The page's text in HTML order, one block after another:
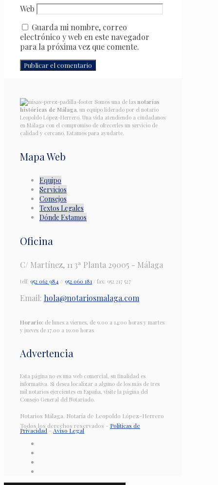
Web
Guarda mi nombre, correo
electrónico y web en este navegador
para la próxima vez que comente.
Somos una de las notarías
históricas de Málaga, un equipo liderado por el notario
Leopoldo López-Herrero. Una vida atendiendo a ciudadanos
en Málaga con el compromiso de ofrecerles un servicio de
calidad y cercano. Estamos para ayudarte.
Mapa Web
Equipo
Servicios
Consejos
Textos Legales
Dónde Estamos
Oficina
C/ Martínez, 11 3ª Planta 29005 - Málaga
telf: 952 062 984 // 952 060 181 / fax: 952 217 527
Email: hola@notariosmalaga.com
Horario: de lunes a viernes, de 9.00 a 14:00 horas y martes
y jueves de 17.00 a 19.00 horas
Advertencia
Esta página no es una web comercial, su finalidad es
informativa. Si desea localizar a alguno de los más de tres
mil notarios ejercientes en España, visite la página del
Consejo General del Notariado.
Notarios Málaga. Notaría de Leopoldo López-Herrero
Todos los derechos reservados - Políticas de
Privacidad-Aviso Legal